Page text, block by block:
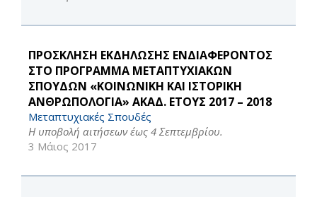
ΠΡΟΣΚΛΗΣΗ ΕΚΔΗΛΩΣΗΣ ΕΝΔΙΑΦΕΡΟΝΤΟΣ
ΣΤΟ ΠΡΟΓΡΑΜΜΑ ΜΕΤΑΠΤΥΧΙΑΚΩΝ
ΣΠΟΥΔΩΝ «ΚΟΙΝΩΝΙΚΗ ΚΑΙ ΙΣΤΟΡΙΚΗ
ΑΝΘΡΩΠΟΛΟΓΙΑ» ΑΚΑΔ. ΕΤΟΥΣ 2017 – 2018
Μεταπτυχιακές Σπουδές
Η υποβολή αιτήσεων έως 4 Σεπτεμβρίου.
3 Μάιος 2017